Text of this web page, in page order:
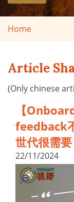
Home
Article
(Only chinese
【
feedback
世代很需要
22/11/2024